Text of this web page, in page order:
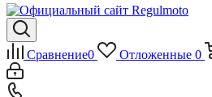
Сравнение0 Отложенные 0